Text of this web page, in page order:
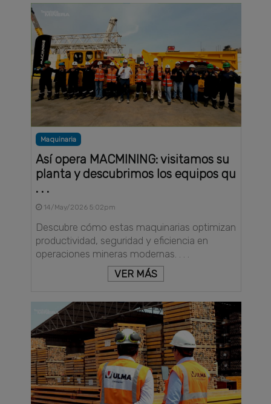
Maquinaria
Así opera MACMINING: visitamos su
planta y descubrimos los equipos qu
. . .
14/May/2026 5:02pm
Descubre cómo estas maquinarias optimizan
productividad, seguridad y eficiencia en
operaciones mineras modernas. . . .
VER MÁS